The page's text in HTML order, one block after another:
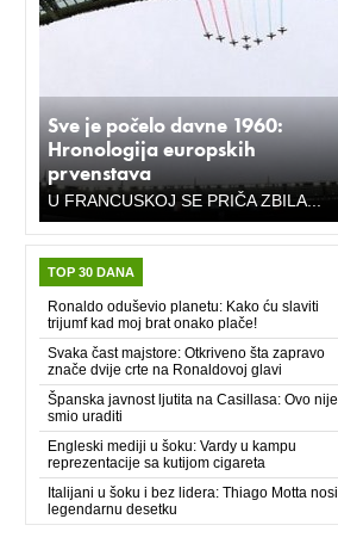
Sve je počelo davne 1960:
Hronologija europskih
prvenstava
U FRANCUSKOJ SE PRIČA ZBILA...
TOP 30 DANA
Ronaldo oduševio planetu: Kako ću slaviti
trijumf kad moj brat onako plače!
Svaka čast majstore: Otkriveno šta zapravo
znače dvije crte na Ronaldovoj glavi
Španska javnost ljutita na Casillasa: Ovo nije
smio uraditi
Engleski mediji u šoku: Vardy u kampu
reprezentacije sa kutijom cigareta
Italijani u šoku i bez lidera: Thiago Motta nosi
legendarnu desetku